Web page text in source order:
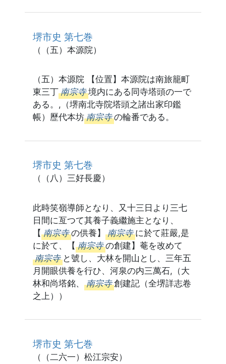
堺市史 第七巻
（（五）本源院）
（五）本源院 【位置】本源院は南旅籠町
東三丁 南宗寺 境内にある同寺塔頭の一で
ある。,（堺南北寺院塔頭之諸出家印鑑
帳）歷代本坊 南宗寺 の輪番である。
堺市史 第七巻
（（八）三好長慶）
此時笑嶺導師となり、又十三日より三七
日間に亙つて其養子義繼施主となり、
【 南宗寺 の供養】 南宗寺 に於て莊嚴,是
に於て、【 南宗寺 の創建】菴を改めて
南宗寺 と號し、大林を開山とし、三年五
月開眼供養を行ひ、河泉の内三萬石,（大
林和尚塔銘、 南宗寺 創建記（全堺詳志卷
之上））
堺市史 第七巻
（（二六一）松江宗安）